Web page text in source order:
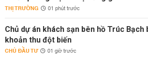
THỊ TRƯỜNG 01 phút trước
Chủ dự án khách sạn bên hồ Trúc Bạch
khoản thu đột biến
CHỦ ĐẦU TƯ 01 giờ trước